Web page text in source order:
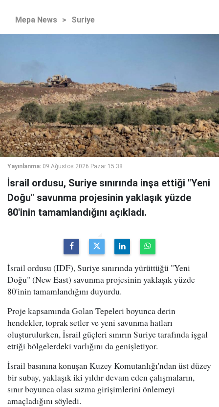
Mepa News > Suriye
Yayınlanma: 09 Ağustos 2026 Pazar 15:38
İsrail ordusu, Suriye sınırında inşa ettiği "Yeni
Doğu" savunma projesinin yaklaşık yüzde
80'inin tamamlandığını açıkladı.
İsrail ordusu (IDF), Suriye sınırında yürüttüğü "Yeni
Doğu" (New East) savunma projesinin yaklaşık yüzde
80'inin tamamlandığını duyurdu.
Proje kapsamında Golan Tepeleri boyunca derin
hendekler, toprak setler ve yeni savunma hatları
oluşturulurken, İsrail güçleri sınırın Suriye tarafında işgal
ettiği bölgelerdeki varlığını da genişletiyor.
İsrail basınına konuşan Kuzey Komutanlığı'ndan üst düzey
bir subay, yaklaşık iki yıldır devam eden çalışmaların,
sınır boyunca olası sızma girişimlerini önlemeyi
amaçladığını söyledi.